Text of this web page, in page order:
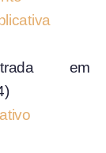
em